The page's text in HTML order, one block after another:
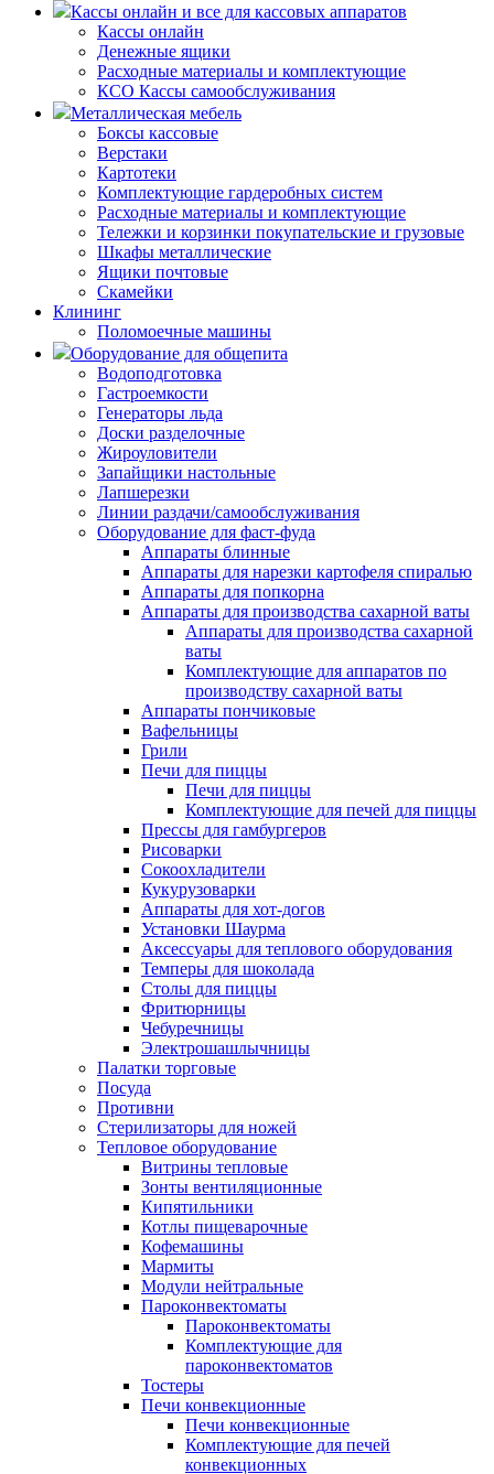
Кассы онлайн и все для кассовых аппаратов
Кассы онлайн
Денежные ящики
Расходные материалы и комплектующие
КСО Кассы самообслуживания
Металлическая мебель
Боксы кассовые
Верстаки
Картотеки
Комплектующие гардеробных систем
Расходные материалы и комплектующие
Тележки и корзинки покупательские и грузовые
Шкафы металлические
Ящики почтовые
Скамейки
Клининг
Поломоечные машины
Оборудование для общепита
Водоподготовка
Гастроемкости
Генераторы льда
Доски разделочные
Жироуловители
Запайщики настольные
Лапшерезки
Линии раздачи/самообслуживания
Оборудование для фаст-фуда
Аппараты блинные
Аппараты для нарезки картофеля спиралью
Аппараты для попкорна
Аппараты для производства сахарной ваты
Аппараты для производства сахарной
ваты
Комплектующие для аппаратов по
производству сахарной ваты
Аппараты пончиковые
Вафельницы
Грили
Печи для пиццы
Печи для пиццы
Комплектующие для печей для пиццы
Прессы для гамбургеров
Рисоварки
Сокоохладители
Кукурузоварки
Аппараты для хот-догов
Установки Шаурма
Аксессуары для теплового оборудования
Темперы для шоколада
Столы для пиццы
Фритюрницы
Чебуречницы
Электрошашлычницы
Палатки торговые
Посуда
Противни
Стерилизаторы для ножей
Тепловое оборудование
Витрины тепловые
Зонты вентиляционные
Кипятильники
Котлы пищеварочные
Кофемашины
Мармиты
Модули нейтральные
Пароконвектоматы
Пароконвектоматы
Комплектующие для
пароконвектоматов
Тостеры
Печи конвекционные
Печи конвекционные
Комплектующие для печей
конвекционных